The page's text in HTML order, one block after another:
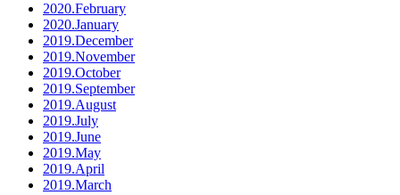
2020.February
2020.January
2019.December
2019.November
2019.October
2019.September
2019.August
2019.July
2019.June
2019.May
2019.April
2019.March